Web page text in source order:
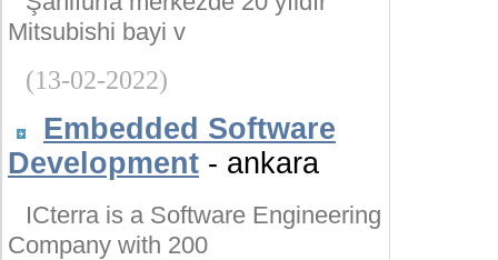
Mitsubishi bayi v
(13-02-2022)
Embedded Software
Development - ankara
ICterra is a Software Engineering
Company with 200